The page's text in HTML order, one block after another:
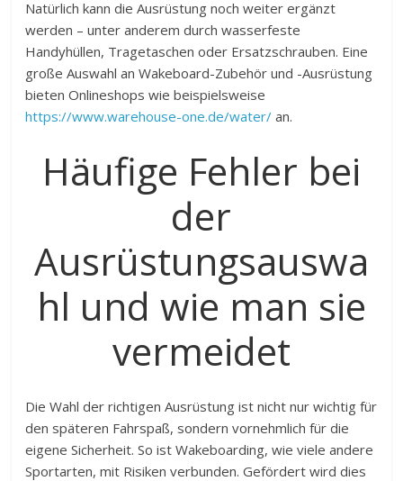
Natürlich kann die Ausrüstung noch weiter ergänzt
werden – unter anderem durch wasserfeste
Handyhüllen, Tragetaschen oder Ersatzschrauben. Eine
große Auswahl an Wakeboard-Zubehör und -Ausrüstung
bieten Onlineshops wie beispielsweise
https://www.warehouse-one.de/water/ an.
Häufige Fehler bei
der
Ausrüstungsauswa
hl und wie man sie
vermeidet
Die Wahl der richtigen Ausrüstung ist nicht nur wichtig für
den späteren Fahrspaß, sondern vornehmlich für die
eigene Sicherheit. So ist Wakeboarding, wie viele andere
Sportarten, mit Risiken verbunden. Gefördert wird dies